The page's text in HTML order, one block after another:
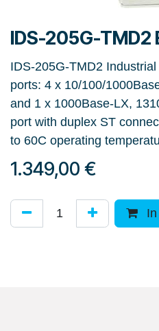
IDS-205G-
IDS-205G-TMD2
ports: 4 x 10/100/
and 1 x 1000Base-LX,
port with duplex ST
to 60C operating
1.349,00 €